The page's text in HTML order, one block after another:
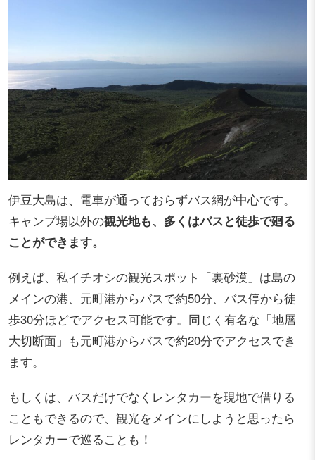
伊豆大島は、電車が通っておらずバス網が中心です。
キャンプ場以外の観光地も、多くはバスと徒歩で廻る
ことができます。
例えば、私イチオシの観光スポット「裏砂漠」は島の
メインの港、元町港からバスで約50分、バス停から徒
歩30分ほどでアクセス可能です。同じく有名な「地層
大切断面」も元町港からバスで約20分でアクセスでき
ます。
もしくは、バスだけでなくレンタカーを現地で借りる
こともできるので、観光をメインにしようと思ったら
レンタカーで巡ることも！